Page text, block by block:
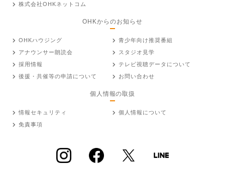
株式会社OHKネットコム
OHKからのお知らせ
OHKハウジング
青少年向け推奨番組
アナウンサー朗読会
スタジオ見学
採用情報
テレビ視聴データについて
後援・共催等の申請について
お問い合わせ
個人情報の取扱
情報セキュリティ
個人情報について
免責事項